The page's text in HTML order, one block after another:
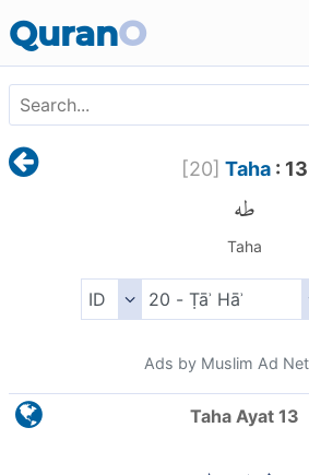
QuranO
[20] Taha: 13
طه
Taha
Ads by Muslim Ad
Taha Ayat 13